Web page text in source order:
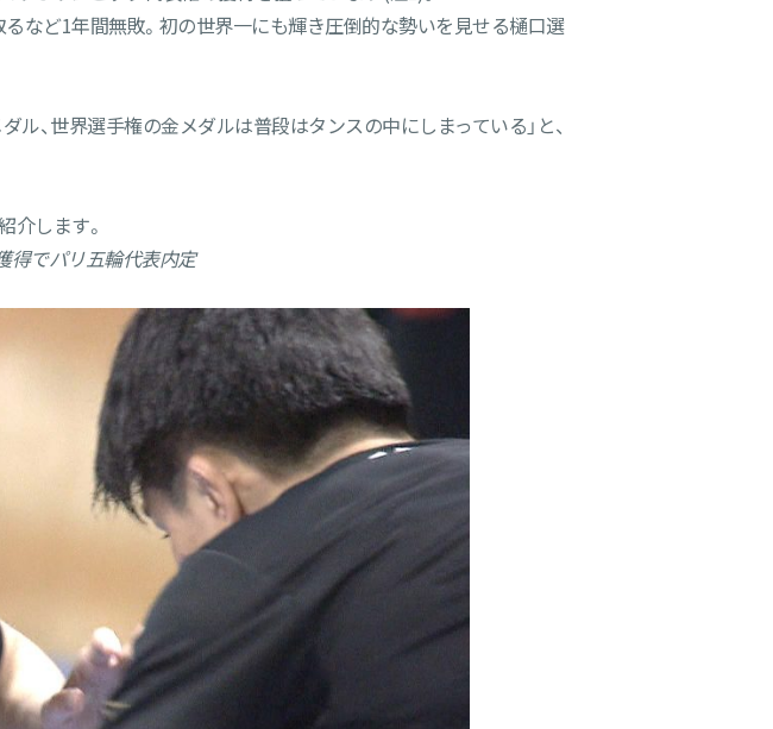
るなど1年間無敗。初の世界一にも輝き圧倒的な勢いを見せる樋口選
、世界選手権の金メダルは普段はタンスの中にしまっている」と、
介します。
得でパリ五輪代表内定